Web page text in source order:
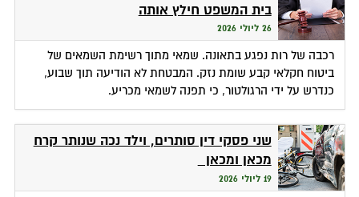
בית המשפט חילץ אותה
26 ליולי 2026
רכבה של רות נפגע בתאונה. שמאי מתוך רשימת השמאים של
ביטוח חקלאי קבע שומת נזק. המבטחת לא הודיעה תוך שבוע,
כנדרש על ידי הרגולטור, כי תפנה לשמאי מכריע.
שני פסקי דין סותרים, וילד נכה שנותר קרח
מכאן ומכאן
19 ליולי 2026